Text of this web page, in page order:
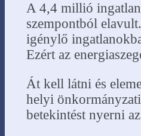
A 4,4 millió
szempontból
igénylő
Ezért az
Át kell látni és
helyi
betekintést nyerni